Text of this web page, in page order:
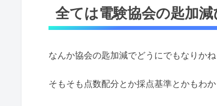
全ては電験協会の匙加減
なんか協会の匙加減でどうにでもなりか
そもそも点数配分とか採点基準とかもわ